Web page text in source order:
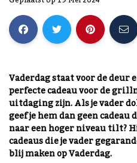
Vaderdag staat voor de deur
perfecte cadeau voor de
uitdaging zijn. Als je vader
geef je hem dan geen
naar een hoger niveau tilt?
cadeaus die je vader
blij maken op Vaderdag.